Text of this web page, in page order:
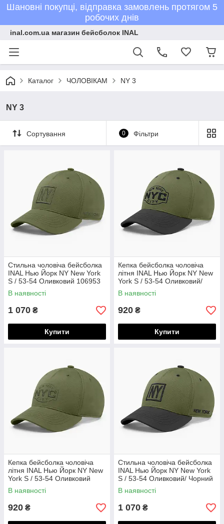
Шановні покупці, відправка замовлень протягом 5
робочих днів
inal.com.ua магазин бейсболок INAL
Каталог ЧОЛОВІКАМ NY 3
NY 3
Сортування 0 Фільтри
Стильна чоловіча бейсболка
INAL Нью Йорк NY New York
S / 53-54 Оливковий 106953
В наявності
1 070 ₴
Купити
Кепка бейсболка чоловіча
літня INAL Нью Йорк NY New
York S / 53-54 Оливковий/
Чорний 155753
В наявності
920 ₴
Купити
Кепка бейсболка чоловіча
літня INAL Нью Йорк NY New
York S / 53-54 Оливковий
161553
В наявності
920 ₴
Стильна чоловіча бейсболка
INAL Нью Йорк NY New York
S / 53-54 Оливковий/ Чорний
105653
В наявності
1 070 ₴